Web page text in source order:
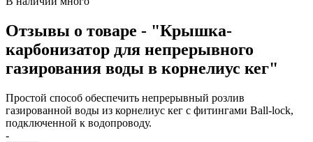
Отзывы о товаре - "Крышка-
карбонизатор для непрерывного
газирования воды в корнелиус кег"
Простой способ обеспечить непрерывный розлив
газированной воды из корнелиус кег с фитингами Ball-lock,
подключенной к водопроводу.
-